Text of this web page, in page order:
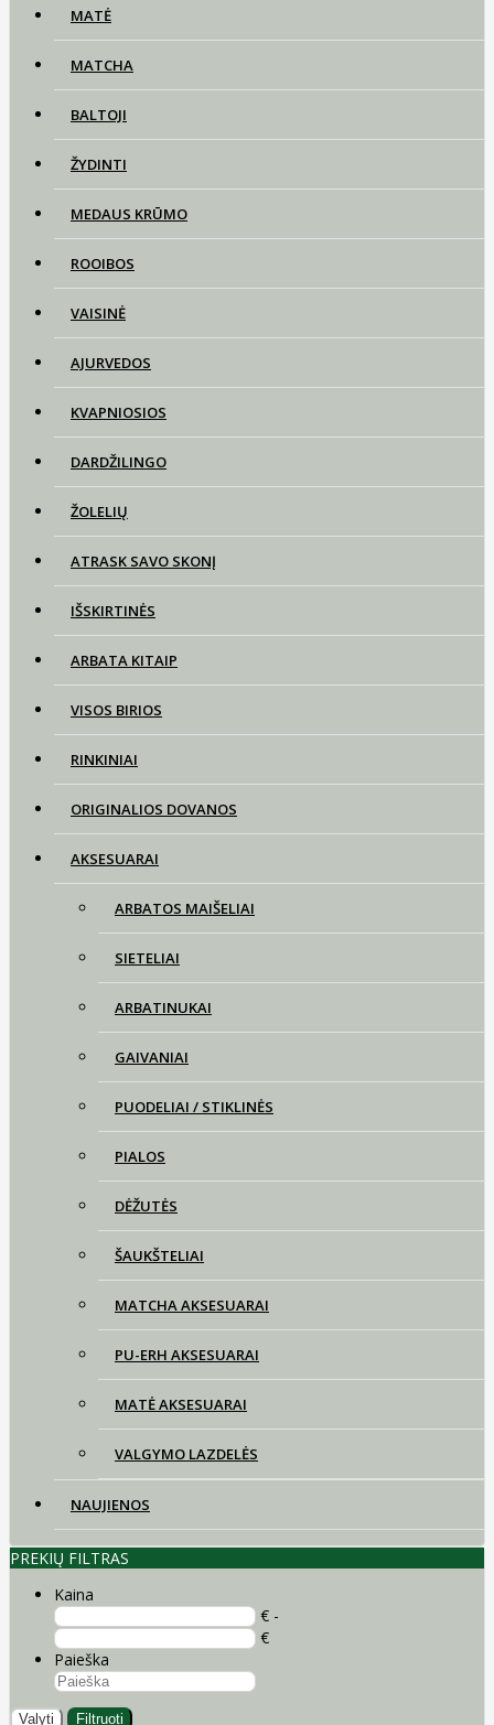
MATĖ
MATCHA
BALTOJI
ŽYDINTI
MEDAUS KRŪMO
ROOIBOS
VAISINĖ
AJURVEDOS
KVAPNIOSIOS
DARDŽILINGO
ŽOLELIŲ
ATRASK SAVO SKONĮ
IŠSKIRTINĖS
ARBATA KITAIP
VISOS BIRIOS
RINKINIAI
ORIGINALIOS DOVANOS
AKSESUARAI
ARBATOS MAIŠELIAI
SIETELIAI
ARBATINUKAI
GAIVANIAI
PUODELIAI / STIKLINĖS
PIALOS
DĖŽUTĖS
ŠAUKŠTELIAI
MATCHA AKSESUARAI
PU-ERH AKSESUARAI
MATĖ AKSESUARAI
VALGYMO LAZDELĖS
NAUJIENOS
PREKIŲ FILTRAS
Kaina
€ -
€
Paieška
Valyti Filtruoti